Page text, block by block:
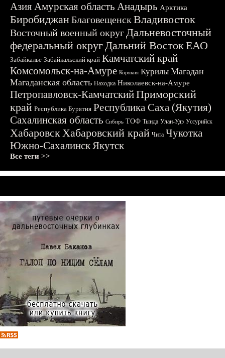
АзияАмурская область Анадырь Арктика
БиробиджанБлаговещенскВладивосток
Восточный военный округДальневосточный
федеральный округДальний ВостокЕАО
Забайкалье Забайкальский край Камчатский край
Комсомольск-на-Амуре Корякия Курилы Магадан
Магаданская область Находка Николаевск-на-Амуре
Петропавловск-КамчатскийПриморский
край Республика Бурятия Республика Саха (Якутия)
Сахалинская область Сибирь ТОФ Тында Улан-Удэ Уссурийск
ХабаровскХабаровский край Чита Чукотка
Южно-СахалинскЯкутск
Все теги >>